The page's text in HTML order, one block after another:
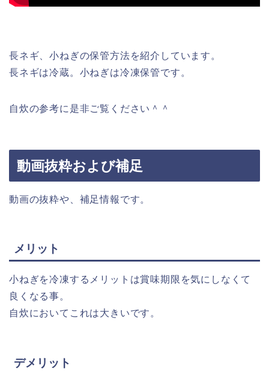
長ネギ、小ねぎの保管方法を紹介しています。
長ネギは冷蔵。小ねぎは冷凍保管です。
自炊の参考に是非ご覧ください＾＾
動画抜粋および補足
動画の抜粋や、補足情報です。
メリット
小ねぎを冷凍するメリットは賞味期限を気にしなくて
良くなる事。
自炊においてこれは大きいです。
デメリット